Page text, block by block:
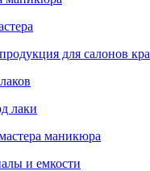
для салонов
лаки
маникюра
и емкости